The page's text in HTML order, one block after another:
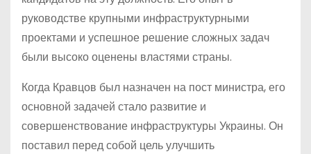
руководстве крупными инфраструктурными
проектами и успешное решение сложных задач
были высоко оценены властями страны.
Когда Кравцов был назначен на пост министра, его
основной задачей стало развитие и
совершенствование инфраструктуры Украины. Он
поставил перед собой цель улучшить